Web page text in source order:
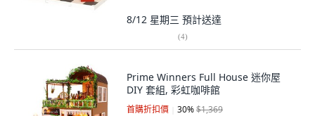
8/12 星期三 預計送達
(4)
Prime Winners Full House 迷你屋
DIY 套組, 彩虹咖啡館
首購折扣價 30%$1,369